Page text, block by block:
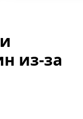
из-за